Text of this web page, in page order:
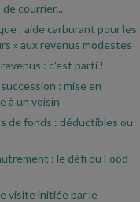
courrier...
: aide carburant pour les
» aux revenus modestes
: c'est parti !
: mise en
à un voisin
de fonds : déductibles ou
: le défi du Food
visite initiée par le